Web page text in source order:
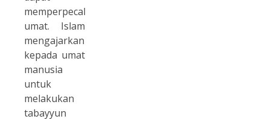
memperpecah
umat. Islam
mengajarkan
kepada umat
manusia
untuk
melakukan
tabayyun